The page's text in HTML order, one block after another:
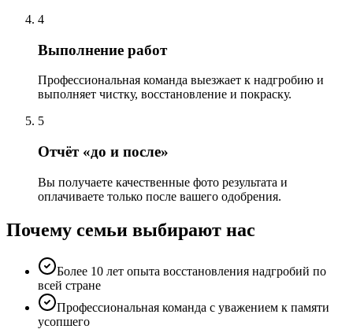
4
Выполнение работ
Профессиональная команда выезжает к надгробию и
выполняет чистку, восстановление и покраску.
5
Отчёт «до и после»
Вы получаете качественные фото результата и
оплачиваете только после вашего одобрения.
Почему семьи выбирают нас
Более 10 лет опыта восстановления надгробий по
всей стране
Профессиональная команда с уважением к памяти
усопшего